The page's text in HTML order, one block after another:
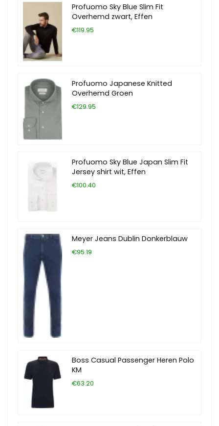
Profuomo Sky Blue Slim Fit
Overhemd zwart, Effen
€119.95
Profuomo Japanese Knitted
Overhemd Groen
€129.95
Profuomo Sky Blue Japan Slim Fit
Jersey shirt wit, Effen
€100.40
Meyer Jeans Dublin Donkerblauw
€95.19
Boss Casual Passenger Heren Polo
KM
€63.20